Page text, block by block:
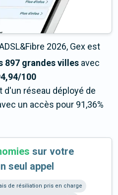
2026, Gex est
897 grandes villes avec
100
réseau déployé de
un accès pour 91,36%
sur votre
seul appel
de résiliation pris en charge